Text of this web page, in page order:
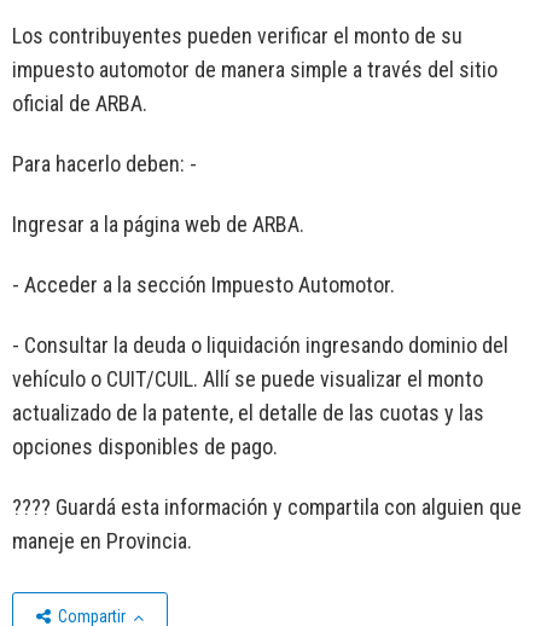
Los contribuyentes pueden verificar el monto de su
impuesto automotor de manera simple a través del sitio
oficial de ARBA.
Para hacerlo deben: -
Ingresar a la página web de ARBA.
- Acceder a la sección Impuesto Automotor.
- Consultar la deuda o liquidación ingresando dominio del
vehículo o CUIT/CUIL. Allí se puede visualizar el monto
actualizado de la patente, el detalle de las cuotas y las
opciones disponibles de pago.
???? Guardá esta información y compartila con alguien que
maneje en Provincia.
Compartir